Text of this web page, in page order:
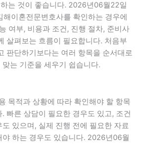
는 것이 좋습니다. 2026년06월22일
이혼전문변호사를 확인하는 경우에
여부, 비용과 조건, 진행 절차, 준비사
살펴보는 흐름이 필요합니다. 처음부
판단하기보다는 여러 항목을 순서대로
는 기준을 세우기 쉽습니다.
목적과 상황에 따라 확인해야 할 항목
빠른 상담이 필요한 경우도 있고, 조건
있으며, 실제 진행 전에 필요한 자료
야 하는 경우도 있습니다. 2026년06월